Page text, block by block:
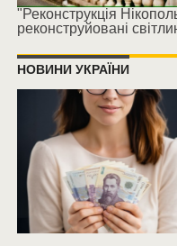
"Реконструкція
реконструйовані
НОВИНИ УКРАЇНИ